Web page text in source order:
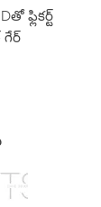
ఫ్లికర్ట్